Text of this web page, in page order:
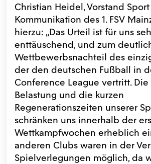
Christian Heidel, Vorstand
Kommunikation des 1. FSV
hierzu: „Das Urteil ist für uns
enttäuschend, und zum
Wettbewerbsnachteil des
der den deutschen Fußball in
Conference League vertritt. Die
Belastung und die kurzen
Regenerationszeiten unserer
schränken uns innerhalb der
Wettkampfwochen erheblich
anderen Clubs waren in der
Spielverlegungen möglich, da